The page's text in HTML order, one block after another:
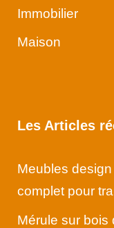
Immobilier
Maison
Les Articles
Meubles
complet pour
Mérule sur bois